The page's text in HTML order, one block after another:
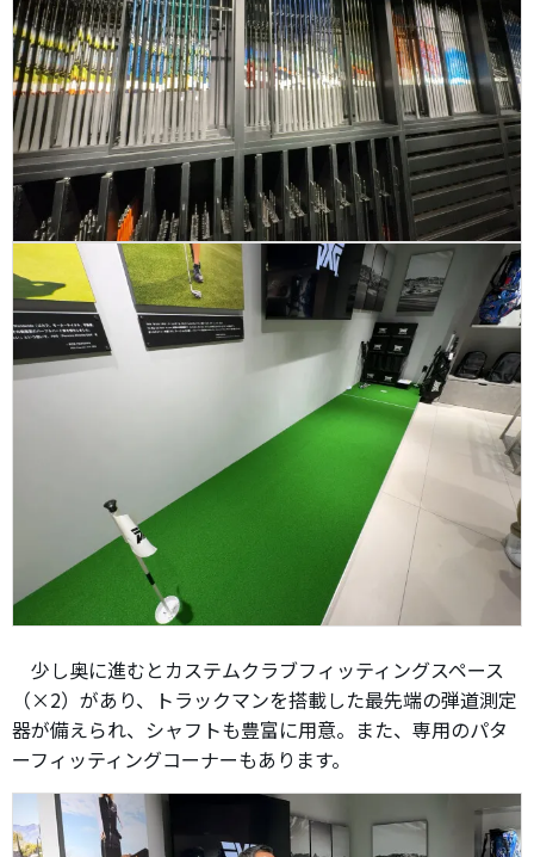
少し奥に進むとカステムクラブフィッティングスペース
（×2）があり、トラックマンを搭載した最先端の弾道測定
器が備えられ、シャフトも豊富に用意。また、専用のパタ
ーフィッティングコーナーもあります。